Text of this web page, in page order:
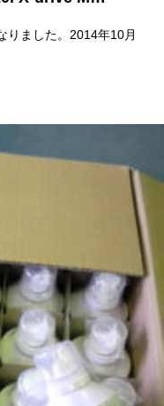
りました。2014年10月